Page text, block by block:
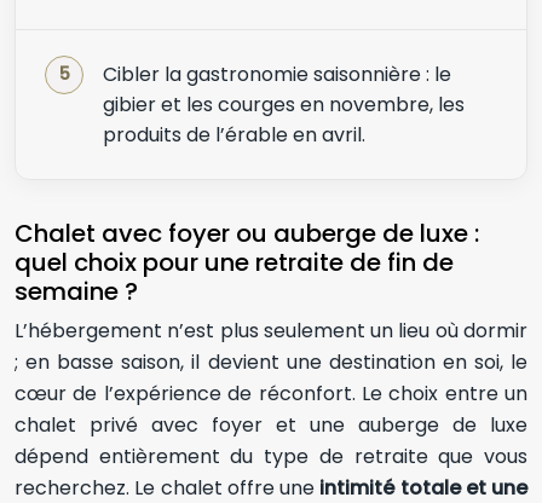
Cibler la gastronomie saisonnière : le
gibier et les courges en novembre, les
produits de l’érable en avril.
Chalet avec foyer ou auberge de luxe :
quel choix pour une retraite de fin de
semaine ?
L’hébergement n’est plus seulement un lieu où dormir
; en basse saison, il devient une destination en soi, le
cœur de l’expérience de réconfort. Le choix entre un
chalet privé avec foyer et une auberge de luxe
dépend entièrement du type de retraite que vous
recherchez. Le chalet offre une intimité totale et une